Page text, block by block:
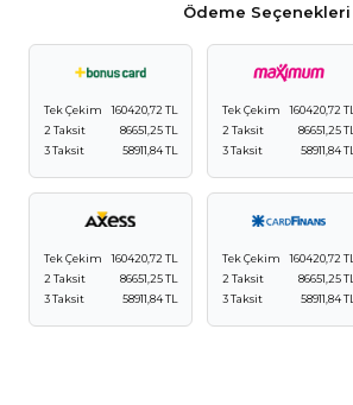
Ödeme Seçenekleri
Tek Çekim
160420,72 TL
2 Taksit
86651,25 TL
3 Taksit
58911,84 TL
Tek Çekim
160420,72 TL
2 Taksit
86651,25 TL
3 Taksit
58911,84 TL
Tek Çekim
160420,72 TL
2 Taksit
86651,25 TL
3 Taksit
58911,84 TL
Tek Çekim
160420,72 TL
2 Taksit
86651,25 TL
3 Taksit
58911,84 TL